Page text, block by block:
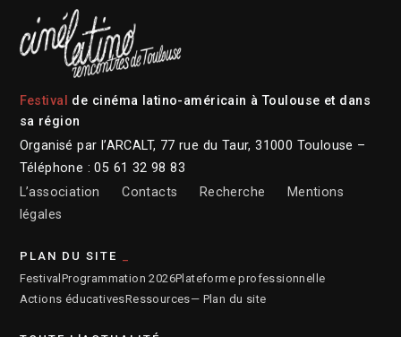
Festival
de cinéma latino-américain à Toulouse et dans
sa région
Organisé par l’ARCALT, 77 rue du Taur, 31000 Toulouse –
Téléphone : 05 61 32 98 83
L’association
Contacts Recherche
Mentions
légales
PLAN DU SITE
Festival Programmation 2026Plateforme professionnelle
Actions éducativesRessources— Plan du site